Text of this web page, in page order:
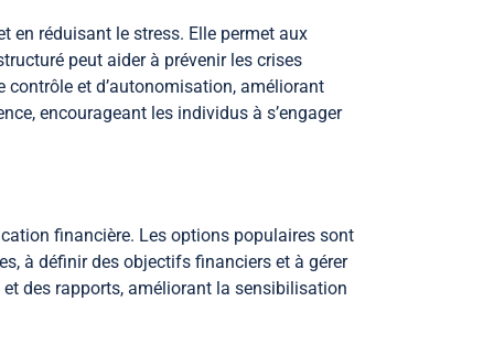
en réduisant le stress. Elle permet aux
peut aider à prévenir les crises
contrôle et d’autonomisation, améliorant
encourageant les individus à s’engager
financière. Les options populaires sont
à définir des objectifs financiers et à gérer
des rapports, améliorant la sensibilisation